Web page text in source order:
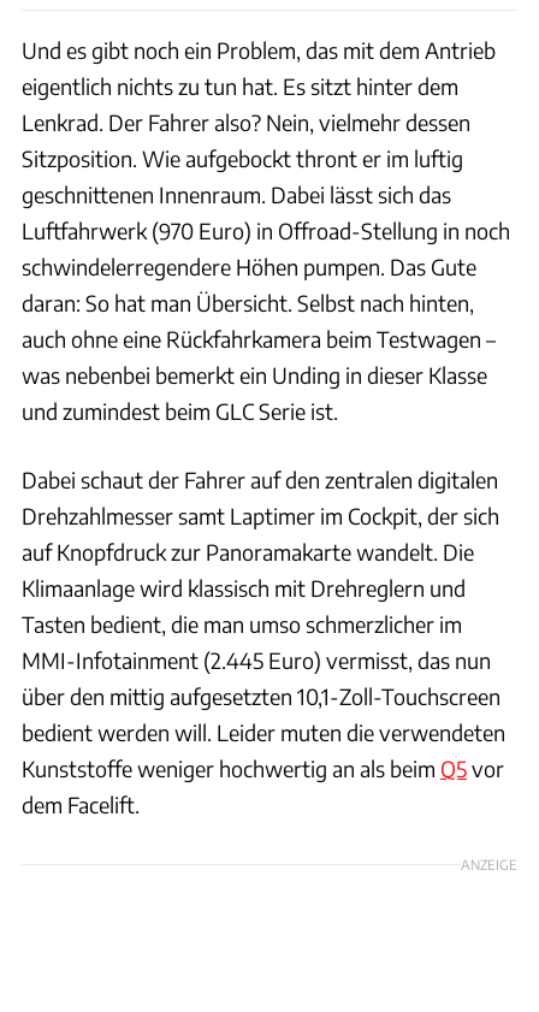
Und es gibt noch ein Problem, das mit dem Antrieb
eigentlich nichts zu tun hat. Es sitzt hinter dem
Lenkrad. Der Fahrer also? Nein, vielmehr dessen
Sitzposition. Wie aufgebockt thront er im luftig
geschnittenen Innenraum. Dabei lässt sich das
Luftfahrwerk (970 Euro) in Offroad-Stellung in noch
schwindelerregendere Höhen pumpen. Das Gute
daran: So hat man Übersicht. Selbst nach hinten,
auch ohne eine Rückfahrkamera beim Testwagen –
was nebenbei bemerkt ein Unding in dieser Klasse
und zumindest beim GLC Serie ist.
Dabei schaut der Fahrer auf den zentralen digitalen
Drehzahlmesser samt Laptimer im Cockpit, der sich
auf Knopfdruck zur Panoramakarte wandelt. Die
Klimaanlage wird klassisch mit Drehreglern und
Tasten bedient, die man umso schmerzlicher im
MMI-Infotainment (2.445 Euro) vermisst, das nun
über den mittig aufgesetzten 10,1-Zoll-Touchscreen
bedient werden will. Leider muten die verwendeten
Kunststoffe weniger hochwertig an als beim Q5vor
dem Facelift.
ANZEIGE